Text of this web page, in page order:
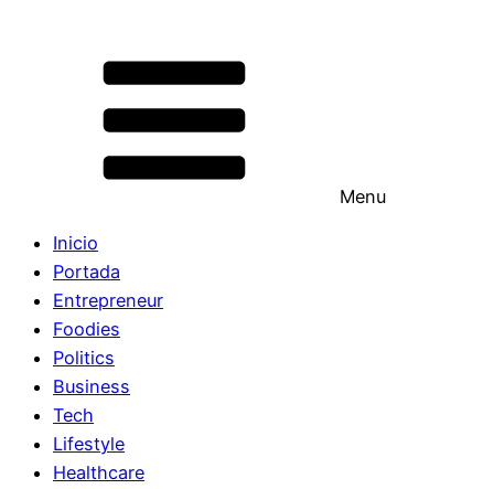
Menu
Inicio
Portada
Entrepreneur
Foodies
Politics
Business
Tech
Lifestyle
Healthcare